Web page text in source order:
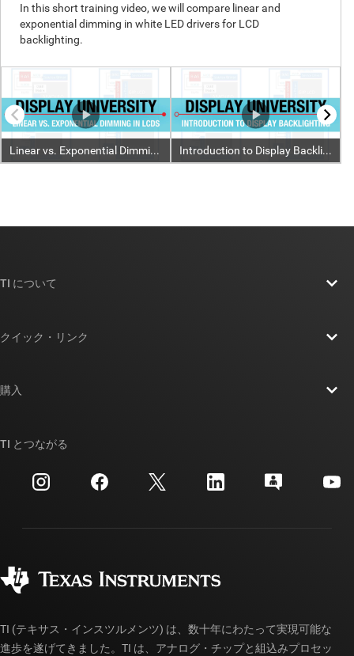
TI について
投資家向け情報
製造
クイック・リンク
クロスリファレンス検索
カスタマー・サポート・センター
myTI アカウントの FAQ
購入
ご注文に関する FAQ
TI とつながる
TI (テキサス・インスツルメンツ) は、数十年にわたって実現可能な
進歩を遂げてきました。TI は、アナログ・チップと組込みプロセッ